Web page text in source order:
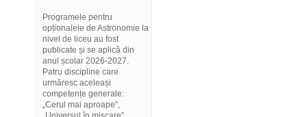
Programele pentru
opționalele de Astronomie la
nivel de liceu au fost
publicate și se aplică din
anul școlar 2026-2027.
Patru discipline care
urmăresc aceleași
competențe generale:
„Cerul mai aproape”,